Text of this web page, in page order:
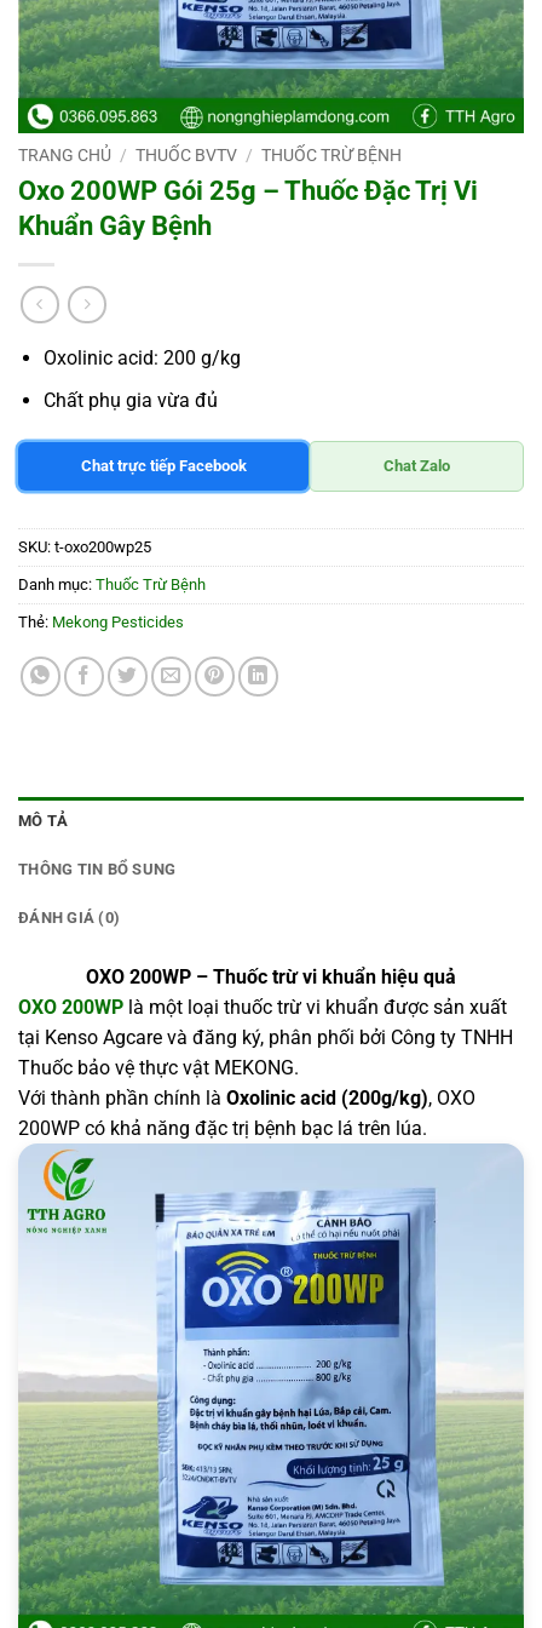
TRANG CHỦ / THUỐC BVTV / THUỐC TRỪ BỆNH
Oxo 200WP Gói 25g – Thuốc Đặc Trị Vi
Khuẩn Gây Bệnh
Oxolinic acid: 200 g/kg
Chất phụ gia vừa đủ
Chat trực tiếp Facebook Chat Zalo
SKU: t-oxo200wp25
Danh mục: Thuốc Trừ Bệnh
Thẻ: Mekong Pesticides
MÔ TẢ
THÔNG TIN BỔ SUNG
ĐÁNH GIÁ (0)
OXO 200WP – Thuốc trừ vi khuẩn hiệu quả
OXO 200WP là một loại thuốc trừ vi khuẩn được sản xuất
tại Kenso Agcare và đăng ký, phân phối bởi Công ty TNHH
Thuốc bảo vệ thực vật MEKONG.
Với thành phần chính là Oxolinic acid (200g/kg), OXO
200WP có khả năng đặc trị bệnh bạc lá trên lúa.